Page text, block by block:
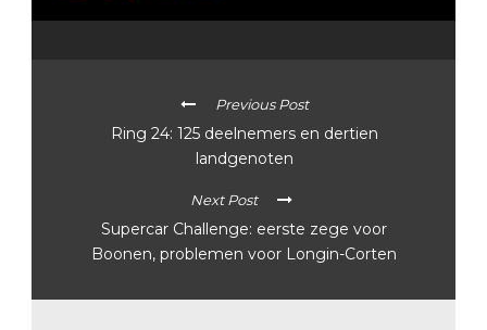
Previous Post
Ring 24: 125 deelnemers en dertien
landgenoten
Next Post
Supercar Challenge: eerste zege voor
Boonen, problemen voor Longin-Corten